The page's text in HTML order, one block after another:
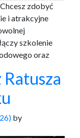
zdobyć
i atrakcyjne
szkolenie
oraz
by